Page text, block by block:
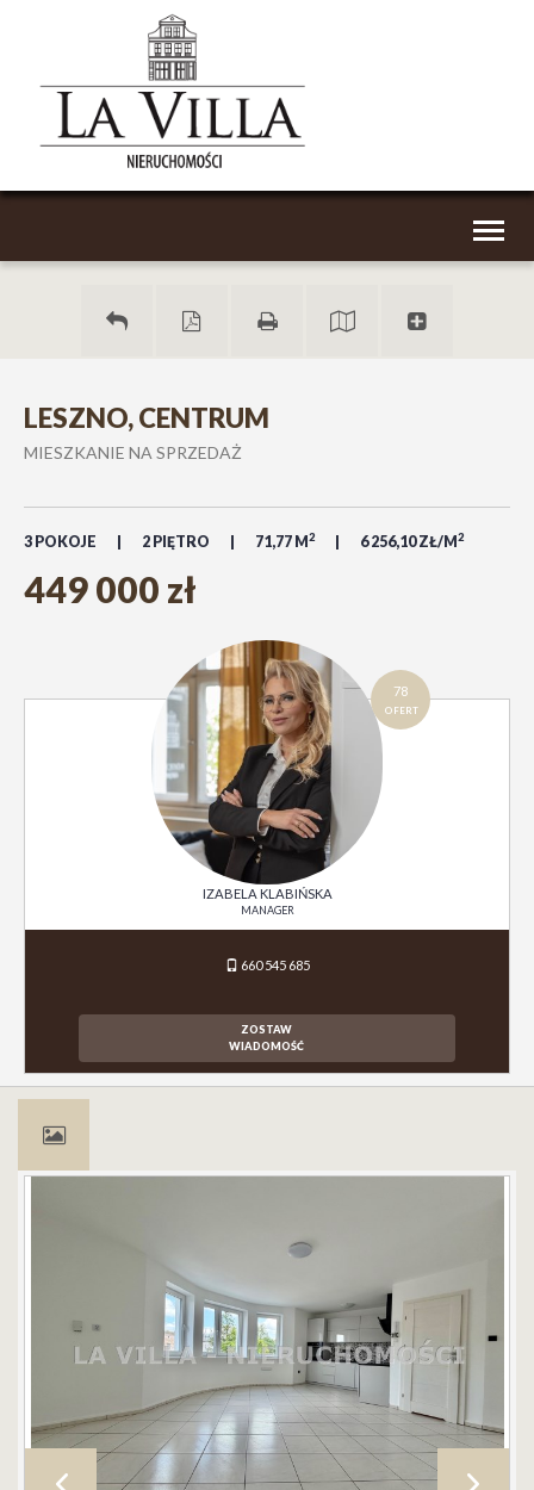
LESZNO, CENTRUM
MIESZKANIE NA SPRZEDAŻ
3 POKOJE 2 PIĘTRO 71,77 M 2 6 256,10 ZŁ/M 2
449 000 zł
78
OFERT
IZABELA KLABIŃSKA
MANAGER
660 545 685
ZOSTAW
WIADOMOŚĆ